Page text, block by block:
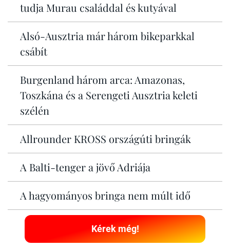
tudja Murau családdal és kutyával
Alsó-Ausztria már három bikeparkkal
csábít
Burgenland három arca: Amazonas,
Toszkána és a Serengeti Ausztria keleti
szélén
Allrounder KROSS országúti bringák
A Balti-tenger a jövő Adriája
A hagyományos bringa nem múlt idő
Kérek még!